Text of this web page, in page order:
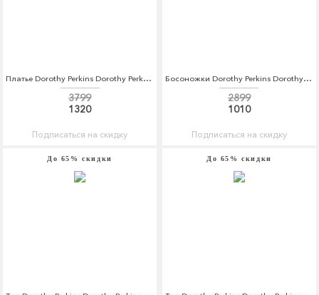
Платье Dorothy Perkins Dorothy Perkins DO005EWCQWV0
3799
1320
Подписаться на скидку
Босоножки Dorothy Perkins Dorothy Perkins DO005AWCHXS4
2899
1010
Подписаться на скидку
До 65% скидки До 65% скидки